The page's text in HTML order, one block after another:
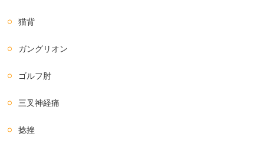
猫背
ガングリオン
ゴルフ肘
三叉神経痛
捻挫